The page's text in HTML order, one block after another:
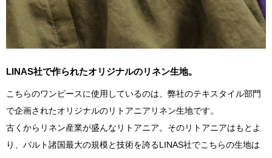
LINAS社で作られたオリジナルのリネン生地。
こちらのワンピースに使用しているのは、弊社のテキスタイル部門
で企画されたオリジナルのリトアニアリネン生地です。
古くからリネン産業が盛んなリトアニア。そのリトアニアはもとよ
り、バルト諸国最大の規模と技術を誇るLINAS社でこちらの生地は